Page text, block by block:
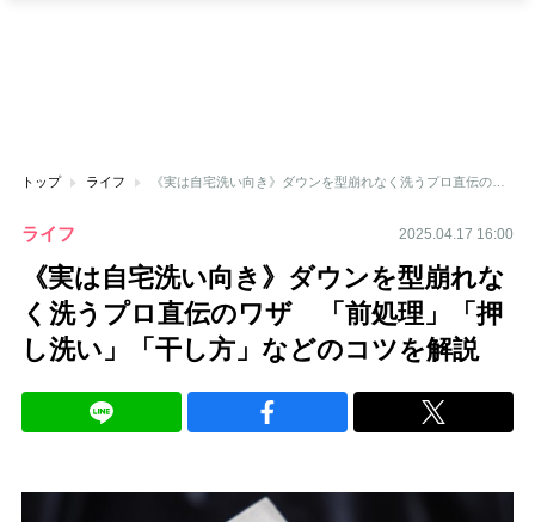
トップ ライフ 《実は自宅洗い向き》ダウンを型崩れなく洗うプロ直伝のワザ 「前処理」「押し洗い」「干し方」などのコツを解説
ライフ 2025.04.17 16:00
《実は自宅洗い向き》ダウンを型崩れな
く洗うプロ直伝のワザ 「前処理」「押
し洗い」「干し方」などのコツを解説